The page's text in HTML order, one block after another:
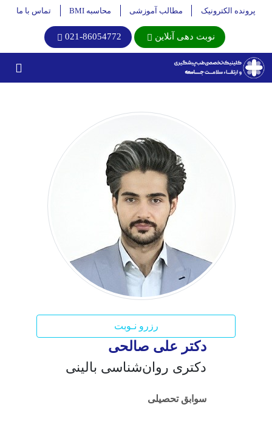
پرونده الکترونیک مطالب آموزشی محاسبه BMI تماس با ما
نوبت دهی آنلاین 021-86054772
رزرو نـوبت
دکتر علی صالحی
دکتری روان‌شناسی بالینی
سوابق تحصیلی